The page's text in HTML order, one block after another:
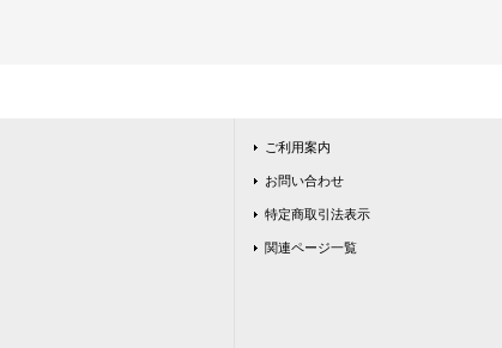
ご利用案内
お問い合わせ
特定商取引法表示
関連ページ一覧